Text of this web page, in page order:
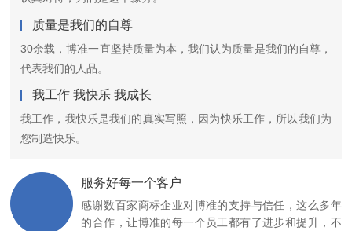
质量是我们的自尊
30余载，博准一直坚持质量为本，我们认为质量是我们的自尊，
代表我们的人品。
我工作 我快乐 我成长
我工作，我快乐是我们的真实写照，因为快乐工作，所以我们为
您制造快乐。
服务好每一个客户
感谢数百家商标企业对博准的支持与信任，这么多年
的合作，让博准的每一个员工都有了进步和提升，不